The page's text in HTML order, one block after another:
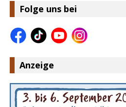
Folge uns bei
Anzeige